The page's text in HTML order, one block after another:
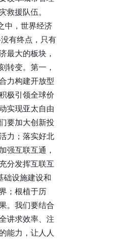
援队伍。
中，世界经济
有终点，只有
最大的板块，
转变。第一，
力构建开放型
极引领全球价
实现亚太自由
要加大创新投
力；落实好北
强互联互通，
分发挥互联互
础设施建设和
；根植于历
。我们要结合
讲求效率、注
能力，让人人